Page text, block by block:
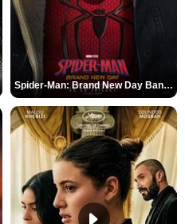
Spider-Man: Brand New Day Bande-annonce VO STFR